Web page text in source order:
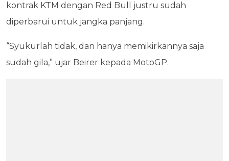
kontrak KTM dengan Red Bull justru sudah
diperbarui untuk jangka panjang.
“Syukurlah tidak, dan hanya memikirkannya saja
sudah gila,” ujar Beirer kepada MotoGP.